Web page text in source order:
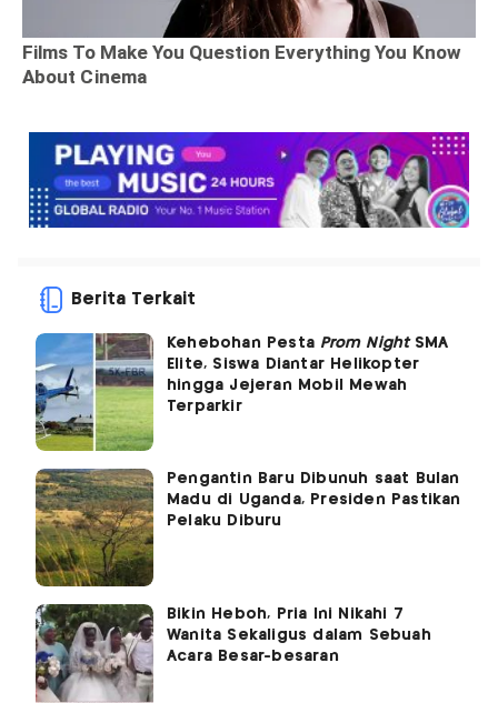
Berita Terkait
Kehebohan Pesta Prom NightSMA
Elite, Siswa Diantar Helikopter
hingga Jejeran Mobil Mewah
Terparkir
Pengantin Baru Dibunuh saat Bulan
Madu di Uganda, Presiden Pastikan
Pelaku Diburu
Bikin Heboh, Pria Ini Nikahi 7
Wanita Sekaligus dalam Sebuah
Acara Besar-besaran